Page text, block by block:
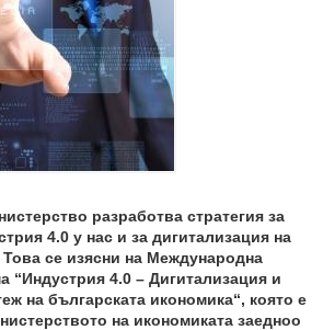
разработва стратегия за
4.0 у нас и за дигитализация на
се изясни на Международна
“Индустрия 4.0 – Дигитализация и
на българската икономика“, която е
на икономиката заедноо